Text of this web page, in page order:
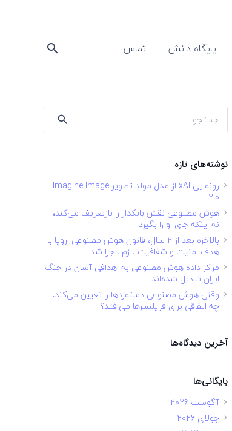
پایگاه دانش تماس search
جستجو
برای:
نوشته‌های تازه
رونمایی xAI از مدل مولد تصویر Imagine Image
2.0
هوش مصنوعی نقش بانکدار را بازتعریف می‌کند،
نه اینکه جای او را بگیرد
بالاخره بعد از ۲ سال، قانون هوش مصنوعی اروپا با
هدف امنیت و شفافیت لازم‌الاجرا شد
مراکز داده هوش مصنوعی به اهدافی آسان در جنگ
ایران تبدیل شده‌اند
وقتی هوش مصنوعی دستمزدها را تعیین می‌کند،
چه اتفاقی برای فریلنسرها می‌افتد؟
آخرین دیدگاه‌ها
بایگانی‌ها
آگوست 2026
جولای 2026